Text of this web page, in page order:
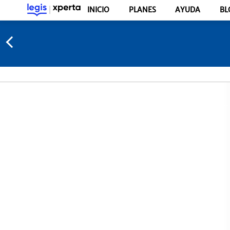
INICIO PLANES AYUDA